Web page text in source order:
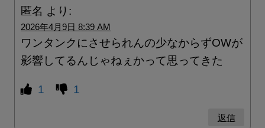
匿名 より:
2026年4月9日 8:39 AM
ワンタンクにさせられんの少なからずOWが
影響してるんじゃねぇかって思ってきた
1 1
返信